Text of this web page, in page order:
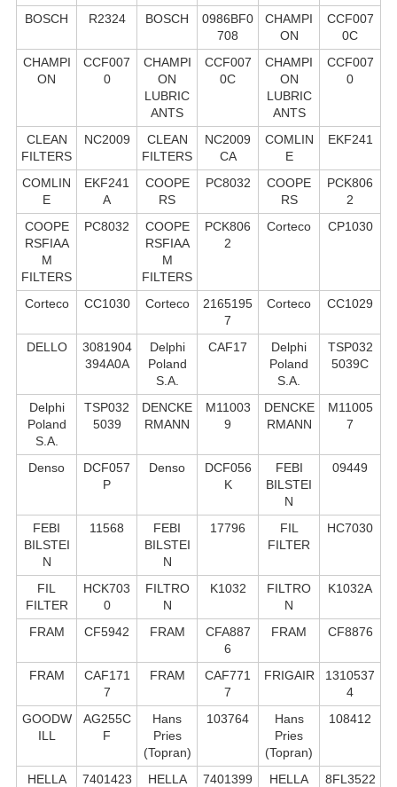
BOSCH R2324 BOSCH
0986BF0
708
CHAMPI
ON
CCF007
0C
CHAMPI
ON
CCF007
0
CHAMPI
ON
LUBRIC
ANTS
CCF007
0C
CHAMPI
ON
LUBRIC
ANTS
CCF007
0
CLEAN
FILTERS
NC2009
CLEAN
FILTERS
NC2009
CA
COMLIN
E
EKF241
COMLIN
E
EKF241
A
COOPE
RS
PC8032
COOPE
RS
PCK806
2
COOPE
RSFIAA
M
FILTERS
PC8032
COOPE
RSFIAA
M
FILTERS
PCK806
2
Corteco CP1030
Corteco CC1030 Corteco
2165195
7
Corteco CC1029
DELLO
3081904
394A0A
Delphi
Poland
S.А.
CAF17
Delphi
Poland
S.А.
TSP032
5039C
Delphi
Poland
S.А.
TSP032
5039
DENCKE
RMANN
M11003
9
DENCKE
RMANN
M11005
7
Denso
DCF057
P
Denso
DCF056
K
FEBI
BILSTEI
N
09449
FEBI
BILSTEI
N
11568
FEBI
BILSTEI
N
17796
FIL
FILTER
HC7030
FIL
FILTER
HCK703
0
FILTRO
N
K1032
FILTRO
N
K1032A
FRAM CF5942 FRAM
CFA887
6
FRAM CF8876
FRAM
CAF171
7
FRAM
CAF771
7
FRIGAIR
1310537
4
GOODW
ILL
AG255C
F
Hans
Pries
(Topran)
103764
Hans
Pries
(Topran)
108412
HELLA 7401423 HELLA 7401399 HELLA
8FL3522